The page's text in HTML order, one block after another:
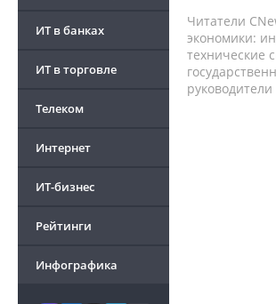
ИТ в банках
ИТ в торговле
Телеком
Интернет
ИТ-бизнес
Рейтинги
Инфографика
Читатели
экономики:
технические